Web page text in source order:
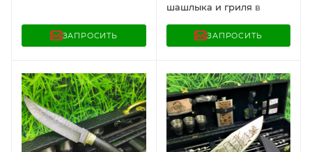
ЗАПРОСИТЬ
шашлыка и гриля в
18 предметов Рысь
ЗАПРОСИТЬ